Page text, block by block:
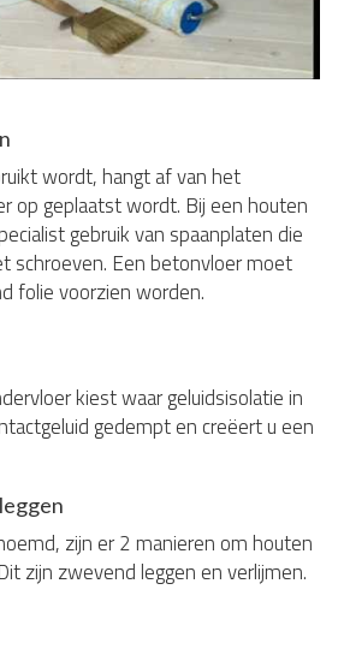
wordt, hangt af van het
op geplaatst wordt. Bij een houten
gebruik van spaanplaten die
schroeven. Een betonvloer moet
folie voorzien worden.
kiest waar geluidsisolatie in
gedempt en creëert u een
zijn er 2 manieren om houten
zijn zwevend leggen en verlijmen.